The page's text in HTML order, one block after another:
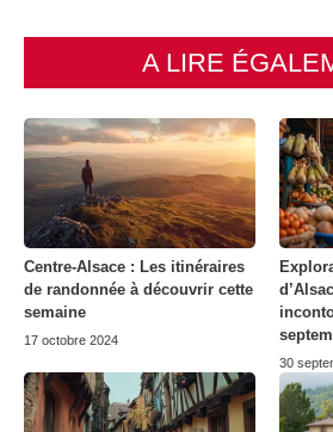
A LIRE
Centre-Alsace : Les itinéraires
de randonnée à découvrir cette
semaine
17 octobre 2024
30